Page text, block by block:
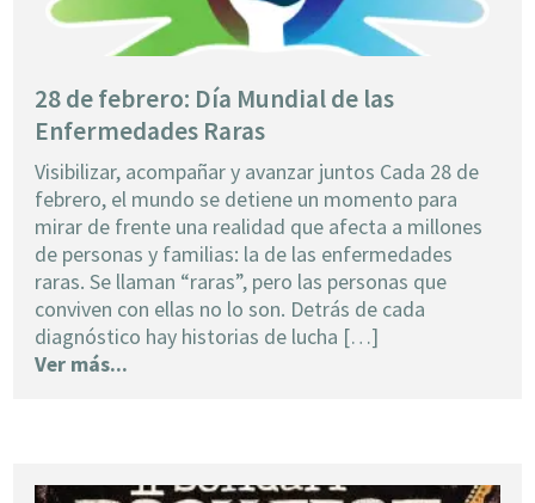
28 de febrero: Día Mundial de las
Enfermedades Raras
Visibilizar, acompañar y avanzar juntos Cada 28 de
febrero, el mundo se detiene un momento para
mirar de frente una realidad que afecta a millones
de personas y familias: la de las enfermedades
raras. Se llaman “raras”, pero las personas que
conviven con ellas no lo son. Detrás de cada
diagnóstico hay historias de lucha […]
Ver más...